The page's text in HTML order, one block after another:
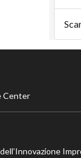
Center